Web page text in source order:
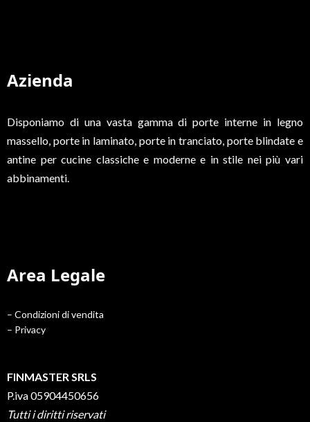
Azienda
Disponiamo di una vasta gamma di porte interne in legno
massello, porte in laminato, porte in tranciato, porte blindate e
antine per cucine classiche e moderne e in stile nei più vari
abbinamenti.
Area Legale
– Condizioni di vendita
– Privacy
FINMASTER SRLS
P.iva 05904450656
Tutti i diritti riservati